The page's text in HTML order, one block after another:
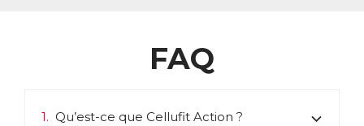
FAQ
1. Qu’est-ce que Cellufit Action ?